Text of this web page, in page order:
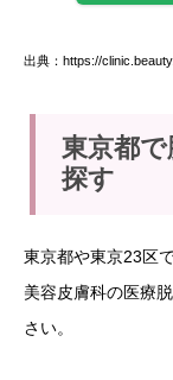
出典：https://
東京都
探す
東京都や東京23区
美容皮膚科の医療
さい。